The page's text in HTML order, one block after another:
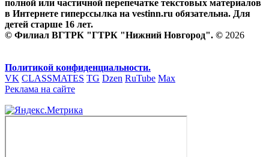
полной или частичной перепечатке текстовых материалов
в Интернете гиперссылка на vestinn.ru обязательна. Для
детей старше 16 лет.
© Филиал ВГТРК "ГТРК "Нижний Новгород". © 2026
Политикой конфиденциальности.
VK CLASSMATES TG Dzen RuTube Max
Реклама на сайте